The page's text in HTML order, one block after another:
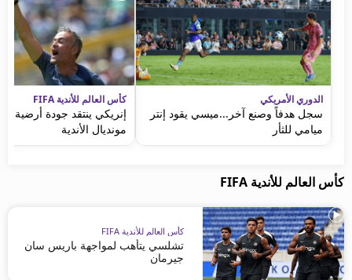
الدوري الأمريكي
سجل هدفاً وصنع آخر...ميسي يقود إنتر
ميامي للثأر
كأس العالم للأندية FIFA
إنريكي ينتقد جودة أرضية
مونديال الأندية
كأس العالم للأندية FIFA
كأس العالم للأندية FIFA
تشلسي يتأهب لمواجهة باريس سان
جيرمان